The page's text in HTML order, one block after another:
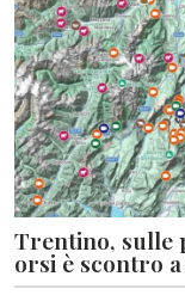
Trentino, sulle
orsi è scontro